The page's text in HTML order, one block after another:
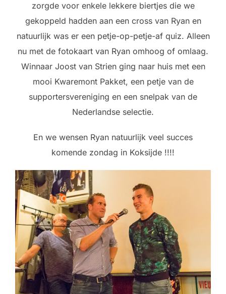
zorgde voor enkele lekkere biertjes die we
gekoppeld hadden aan een cross van Ryan en
natuurlijk was er een petje-op-petje-af quiz. Alleen
nu met de fotokaart van Ryan omhoog of omlaag.
Winnaar Joost van Strien ging naar huis met een
mooi Kwaremont Pakket, een petje van de
supportersvereniging en een snelpak van de
Nederlandse selectie.
En we wensen Ryan natuurlijk veel succes
komende zondag in Koksijde !!!!